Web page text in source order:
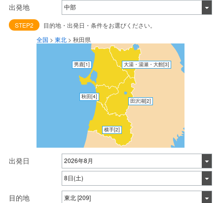
出発地
STEP2
目的地・出発日・条件をお選びください。
全国 > 東北> 秋田県
大湯・湯瀬・大館[3]
田沢湖[2]
横手[2]
秋田[4]
男鹿[1]
出発日
目的地